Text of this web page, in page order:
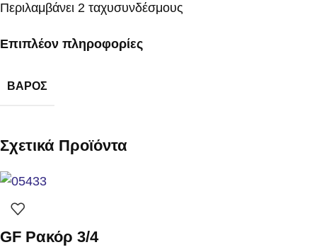
Περιλαμβάνει 2 ταχυσυνδέσμους
Επιπλέον πληροφορίες
ΒΆΡΟΣ
Σχετικά Προϊόντα
GF Ρακόρ 3/4